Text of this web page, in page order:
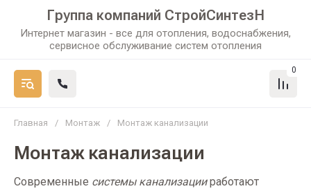
0
Группа компаний СтройСинтезН
Интернет магазин - все для отопления, водоснабжения,
сервисное обслуживание систем отопления
Главная / Монтаж / Монтаж канализации
Монтаж канализации
Современные системы канализацииработают